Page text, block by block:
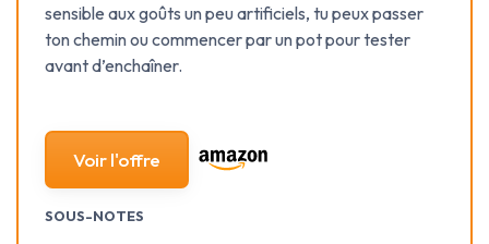
sensible aux goûts un peu artificiels, tu peux passer
ton chemin ou commencer par un pot pour tester
avant d’enchaîner.
Voir l'offre
SOUS-NOTES